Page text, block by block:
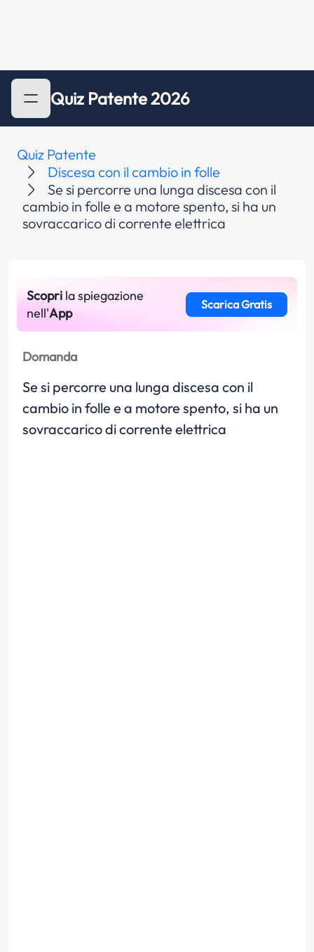
Quiz Patente 2026
Quiz Patente
Discesa con il cambio in folle
Se si percorre una lunga discesa con il
cambio in folle e a motore spento, si ha un
sovraccarico di corrente elettrica
Scopri la spiegazione
nell'App
Scarica Gratis
Domanda
Se si percorre una lunga discesa con il
cambio in folle e a motore spento, si ha un
sovraccarico di corrente elettrica